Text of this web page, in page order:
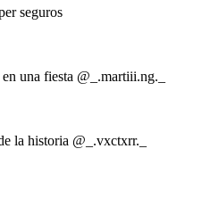
seguros
una fiesta @_.martiii.ng._
la historia @_.vxctxrr._